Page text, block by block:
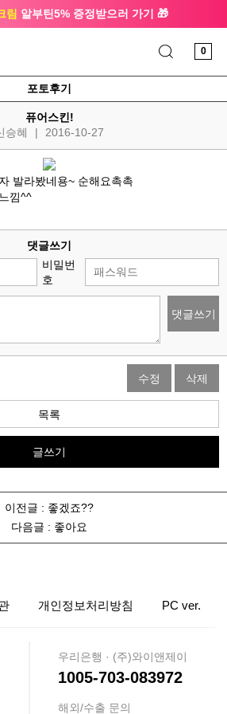
림 알부틴5% 증정받으러 가기 🎁
0
포토후기
퓨어스킨!
승혜
| 2016-10-27
발라봤네용~ 순해요촉촉
낌^^
댓글쓰기
비밀번
호
댓글쓰기
수정 삭제
목록
글쓰기
이전글 : 좋겠죠??
다음글 : 좋아요
개인정보처리방침 PC ver.
우리은행 · (주)와이앤제이
1005-703-083972
해외/수출 문의